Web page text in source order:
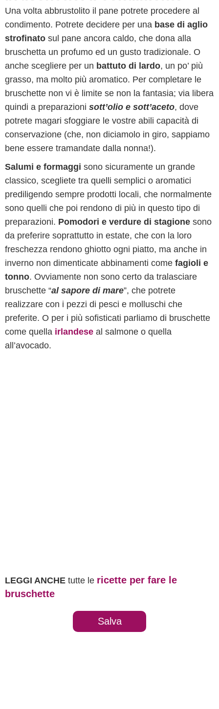
Una volta abbrustolito il pane potrete procedere al
condimento. Potrete decidere per una base di aglio
strofinato sul pane ancora caldo, che dona alla
bruschetta un profumo ed un gusto tradizionale. O
anche scegliere per un battuto di lardo, un po’ più
grasso, ma molto più aromatico. Per completare le
bruschette non vi è limite se non la fantasia; via libera
quindi a preparazioni sott’olio e sott’aceto, dove
potrete magari sfoggiare le vostre abili capacità di
conservazione (che, non diciamolo in giro, sappiamo
bene essere tramandate dalla nonna!).
Salumi e formaggi sono sicuramente un grande
classico, scegliete tra quelli semplici o aromatici
prediligendo sempre prodotti locali, che normalmente
sono quelli che poi rendono di più in questo tipo di
preparazioni. Pomodori e verdure di stagione sono
da preferire soprattutto in estate, che con la loro
freschezza rendono ghiotto ogni piatto, ma anche in
inverno non dimenticate abbinamenti come fagioli e
tonno. Ovviamente non sono certo da tralasciare
bruschette “al sapore di mare”, che potrete
realizzare con i pezzi di pesci e molluschi che
preferite. O per i più sofisticati parliamo di bruschette
come quella irlandese al salmone o quella
all’avocado.
LEGGI ANCHE tutte le ricette per fare le
bruschette
Salva